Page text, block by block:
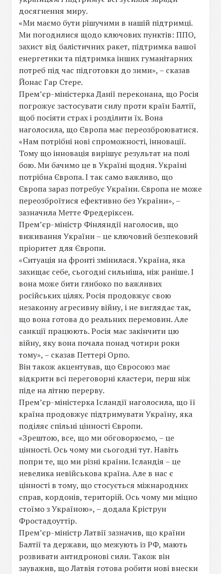
досягнення миру.
«Ми маємо бути рішучими в нашій підтримці.
Ми погодилися щодо ключових пунктів: ППО,
захист від балістичних ракет, підтримка вашої
енергетики та підтримка інших гуманітарних
потреб під час підготовки до зими», – сказав
Йонас Гар Стере.
Прем’єр-міністерка Данії переконана, що Росія
погрожує застосувати силу проти країн Балтії,
щоб посіяти страх і розділити їх. Вона
наголосила, що Європа має переозброюватися.
«Нам потрібні нові спроможності, інновації.
Тому що інновація вирішує результат на полі
бою. Ми бачимо це в Україні щодня. Україні
потрібна Європа. І так само важливо, що
Європа зараз потребує України. Європа не може
переозброїтися ефективно без України», –
зазначила Метте Фредеріксен.
Прем’єр-міністр Фінляндії наголосив, що
виживання України – це ключовий безпековий
пріоритет для Європи.
«Ситуація на фронті змінилася. Україна, яка
захищає себе, сьогодні сильніша, ніж раніше. І
вона може бити глибоко по важливих
російських цілях. Росія продовжує свою
незаконну агресивну війну, і не виглядає так,
що вона готова до реальних перемовин. Але
санкції працюють. Росія має закінчити цю
війну, яку вона почала понад чотири роки
тому», – сказав Петтері Орпо.
Він також акцентував, що Євросоюз має
відкрити всі переговорні кластери, перш ніж
піде на літню перерву.
Прем’єр-міністерка Ісландії наголосила, що її
країна продовжує підтримувати Україну, яка
поділяє спільні цінності Європи.
«Зрештою, все, що ми обговорюємо, – це
цінності. Ось чому ми сьогодні тут. Навіть
попри те, що ми різні країни. Ісландія – це
невелика невійськова країна. Але в нас є
цінності в тому, що стосується міжнародних
справ, кордонів, територій. Ось чому ми міцно
стоїмо з Україною», – додала Кріструн
Фростадоуттір.
Прем’єр-міністр Латвії зазначив, що країни
Балтії та держави, що межують із РФ, мають
розвивати антидронові сили. Також він
зауважив, що Латвія готова робити нові внески